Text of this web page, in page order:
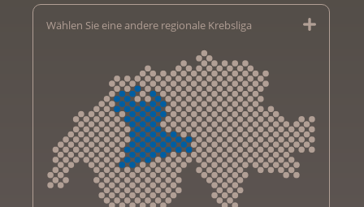
Wählen Sie eine andere regionale Krebsliga